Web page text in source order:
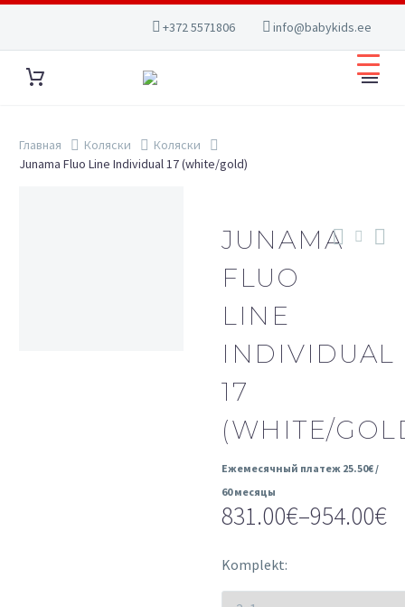
+372 5571806 info@babykids.ee
Главная Коляски
Коляски
Junama Fluo Line Individual 17 (white/gold)
JUNAMA
FLUO
LINE
INDIVIDUAL
17
(WHITE/
Ежемесячный платеж 25.50€/
60 месяцы
831.00€–954.00€
цен:
831.00€
Komplekt